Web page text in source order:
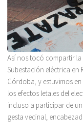
Así nos tocó compartir
Subestación eléctrica en
Córdoba, y estuvimos
los efectos letales del
incluso a participar de
gesta vecinal,